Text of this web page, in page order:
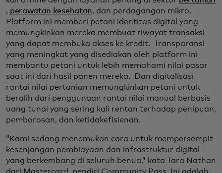
, perawatan kesehatan, dan perdagangan mikro.
Platform ini memberi petani identitas digital yang
memungkinkan mereka membuat riwayat transaksi
yang dapat membuka akses ke kredit. Transparansi
yang meningkat yang disediakan oleh platform ini
membantu petani untuk lebih memahami nilai pasar
saat ini dari hasil panen mereka. Dan digitalisasi
rantai nilai pertanian memungkinkan petani untuk
beralih dari penggunaan rantai nilai manual berbasis
uang tunai yang sering kali rentan terhadap penipuan,
pemborosan, dan ketidakefisienan.
“Kami sedang menemukan cara untuk mempersempit
kesenjangan pembiayaan dan infrastruktur digital
yang berkembang di seluruh benua,” kata Tara Nathan
dari Mastercard, pendiri Community Pass. Ini adalah